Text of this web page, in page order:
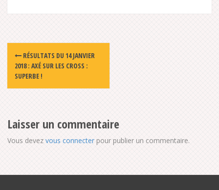
Post
navigation
RÉSULTATS DU 14 JANVIER
2018 : AXÉ SUR LES CROSS :
SUPERBE !
Laisser un commentaire
Vous devez vous connecter pour publier un commentaire.